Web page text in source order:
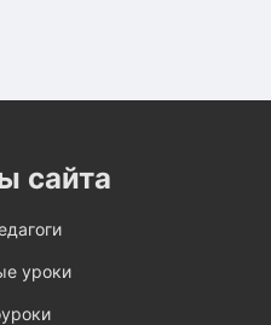
сайта
уроки